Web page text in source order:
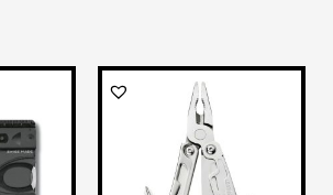
Le
était :
35,00 €.
Le